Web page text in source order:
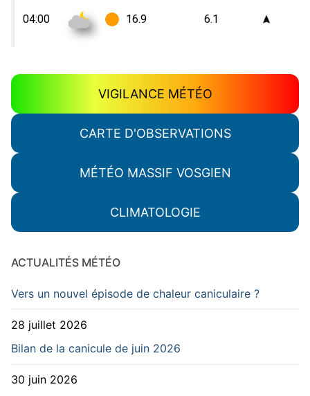
VIGILANCE MÉTÉO
CARTE D'OBSERVATIONS
MÉTÉO MASSIF VOSGIEN
CLIMATOLOGIE
ACTUALITÉS MÉTÉO
Vers un nouvel épisode de chaleur caniculaire ?
28 juillet 2026
Bilan de la canicule de juin 2026
30 juin 2026